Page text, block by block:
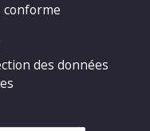
conforme
des données